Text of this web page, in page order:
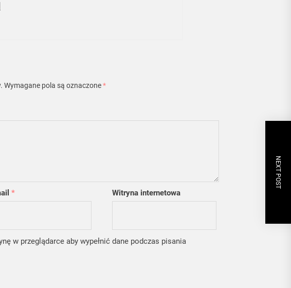
Wymagane pola są oznaczone*
* Witryna internetowa
w przeglądarce aby wypełnić dane podczas pisania
NEXT POST